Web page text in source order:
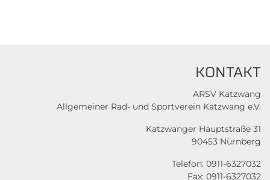
KONTAKT
ARSV Katzwang
Allgemeiner Rad- und Sportverein Katzwang e.V.
Katzwanger Hauptstraße 31
90453 Nürnberg
Telefon: 0911-6327032
Fax: 0911-6327032